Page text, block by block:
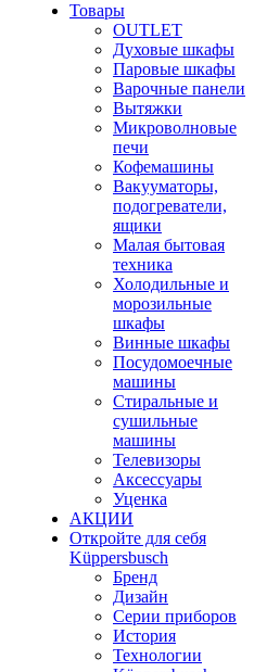
Товары
OUTLET
Духовые шкафы
Паровые шкафы
Варочные панели
Вытяжки
Микроволновые
печи
Кофемашины
Вакууматоры,
подогреватели,
ящики
Малая бытовая
техника
Холодильные и
морозильные
шкафы
Винные шкафы
Посудомоечные
машины
Стиральные и
сушильные
машины
Телевизоры
Аксессуары
Уценка
АКЦИИ
Откройте для себя
Küppersbusch
Бренд
Дизайн
Серии приборов
История
Технологии